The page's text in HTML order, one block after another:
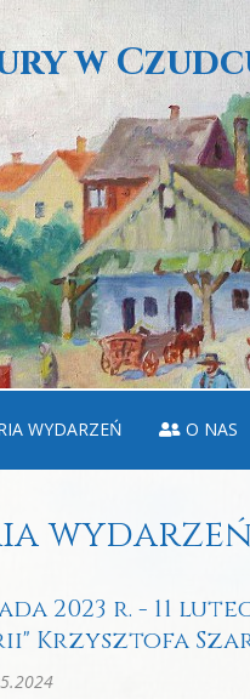
w
WYDARZEŃ O NAS
wydarzeń
2023 r. - 11
Krzysztofa